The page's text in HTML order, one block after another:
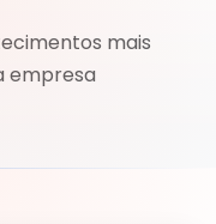
mais
empresa